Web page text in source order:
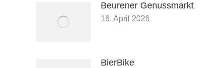
Beurener Genussmarkt
16. April 2026
BierBike